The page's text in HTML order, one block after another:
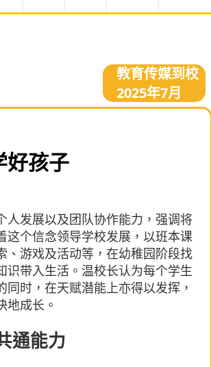
教育传媒到校
2025年7月
孩子
人发展以及团队协作能力，强调将
这个信念领导学校发展，以班本课
、游戏及活动等，在幼稚园阶段找
识带入生活。温校长认为每个学生
时，在天赋潜能上亦得以发挥，
地成长。
通能力